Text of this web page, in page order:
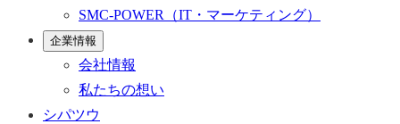
SMC-POWER
（IT・マーケティング）
企業情報
会社情報
私たちの想い
シパツウ